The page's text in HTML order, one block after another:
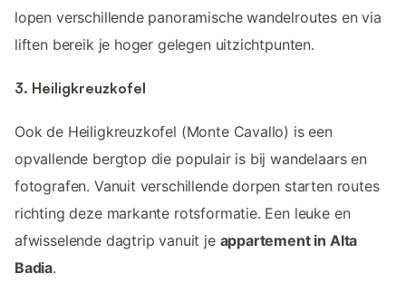
lopen verschillende panoramische wandelroutes en via
liften bereik je hoger gelegen uitzichtpunten.
3. Heiligkreuzkofel
Ook de Heiligkreuzkofel (Monte Cavallo) is een
opvallende bergtop die populair is bij wandelaars en
fotografen. Vanuit verschillende dorpen starten routes
richting deze markante rotsformatie. Een leuke en
afwisselende dagtrip vanuit je appartement in Alta
Badia.